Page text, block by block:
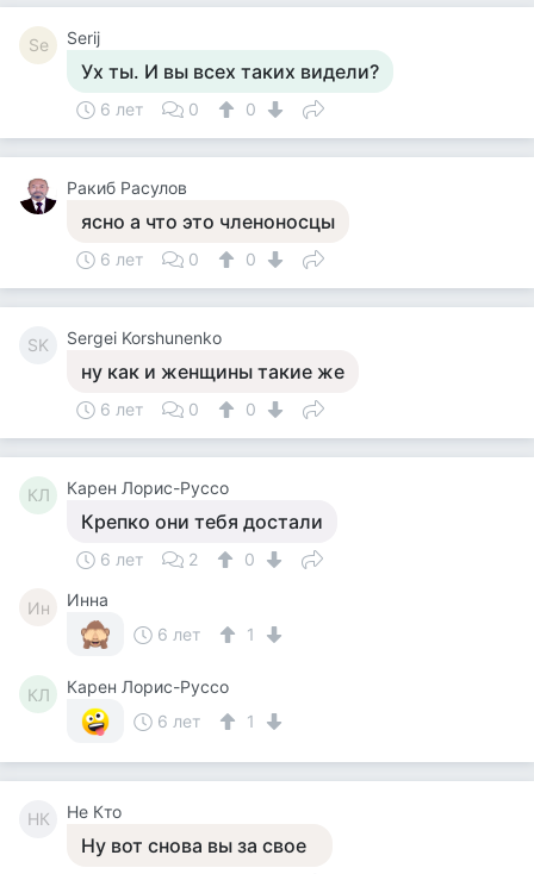
Se Serij
Ух ты. И вы всех таких видели?
6 лет 0 0
Ракиб Расулов
ясно а что это членоносцы
6 лет 0 0
SK Sergei Korshunenko
ну как и женщины такие же
6 лет 0 0
КЛ Карен Лорис-Руссо
Крепко они тебя достали
6 лет 2 0
Ин
Инна
6 лет
1
КЛ
Карен Лорис-Руссо
6 лет
1
НК Не Кто
Ну вот снова вы за свое